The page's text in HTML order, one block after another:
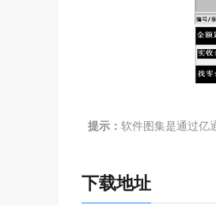
提示： 软件图集是通过亿
下载地址